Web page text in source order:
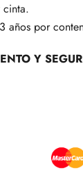
años por
Y